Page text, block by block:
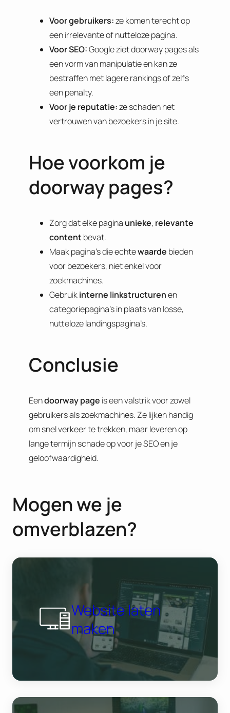
Voor gebruikers:ze komen terecht op
een irrelevante of nutteloze pagina.
Voor SEO:Google ziet doorway pages als
een vorm van manipulatie en kan ze
bestraffen met lagere rankings of zelfs
een penalty.
Voor je reputatie:ze schaden het
vertrouwen van bezoekers in je site.
Hoe voorkom je
doorway pages?
Zorg dat elke pagina unieke, relevante
content bevat.
Maak pagina’s die echtewaarde bieden
voor bezoekers, niet enkel voor
zoekmachines.
Gebruikinterne linkstructurenen
categoriepagina’s in plaats van losse,
nutteloze landingspagina’s.
Conclusie
Eendoorway page is een valstrik voor zowel
gebruikers als zoekmachines. Ze lijken handig
om snel verkeer te trekken, maar leveren op
lange termijn schade op voor je SEO en je
geloofwaardigheid.
Mogen we je
omverblazen?
Website laten
maken